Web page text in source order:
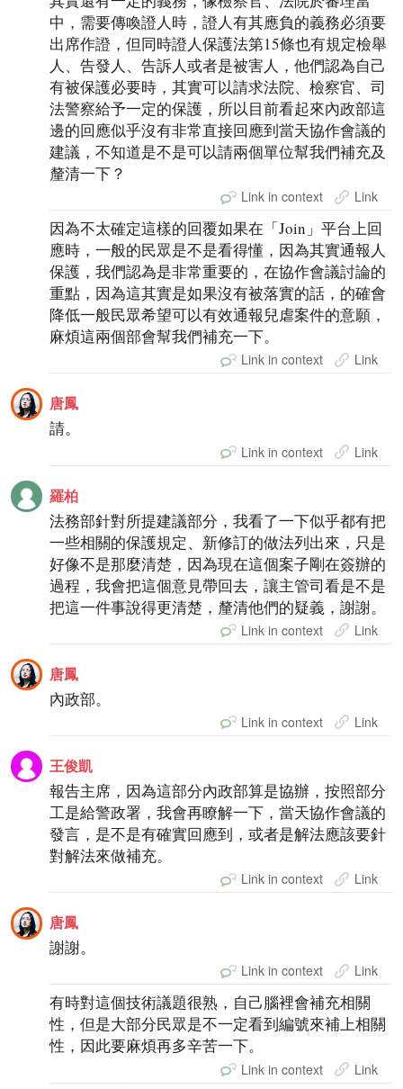
中，需要傳喚證人時，證人有其應負的義務必須要
出席作證，但同時證人保護法第15條也有規定檢舉
人、告發人、告訴人或者是被害人，他們認為自己
有被保護必要時，其實可以請求法院、檢察官、司
法警察給予一定的保護，所以目前看起來內政部這
邊的回應似乎沒有非常直接回應到當天協作會議的
建議，不知道是不是可以請兩個單位幫我們補充及
釐清一下？
Link in context Link
因為不太確定這樣的回覆如果在「Join」平台上回
應時，一般的民眾是不是看得懂，因為其實通報人
保護，我們認為是非常重要的，在協作會議討論的
重點，因為這其實是如果沒有被落實的話，的確會
降低一般民眾希望可以有效通報兒虐案件的意願，
麻煩這兩個部會幫我們補充一下。
Link in context Link
唐鳳
請。
Link in context Link
羅柏
法務部針對所提建議部分，我看了一下似乎都有把
一些相關的保護規定、新修訂的做法列出來，只是
好像不是那麼清楚，因為現在這個案子剛在簽辦的
過程，我會把這個意見帶回去，讓主管司看是不是
把這一件事說得更清楚，釐清他們的疑義，謝謝。
Link in context Link
唐鳳
內政部。
Link in context Link
王俊凱
報告主席，因為這部分內政部算是協辦，按照部分
工是給警政署，我會再瞭解一下，當天協作會議的
發言，是不是有確實回應到，或者是解法應該要針
對解法來做補充。
Link in context Link
唐鳳
謝謝。
Link in context Link
有時對這個技術議題很熟，自己腦裡會補充相關
性，但是大部分民眾是不一定看到編號來補上相關
性，因此要麻煩再多辛苦一下。
Link in context Link